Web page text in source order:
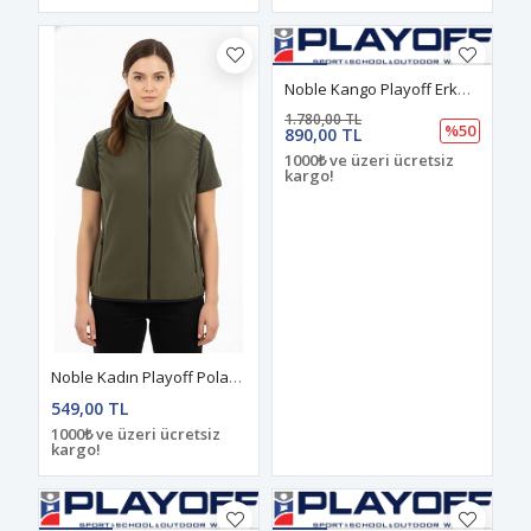
Noble Kadın Playoff Polar Zıp Yelek Haki
549,00 TL
1000₺ ve üzeri ücretsiz
kargo!
Noble Kango Playoff Erkek Şort Sand
890,00 TL
1.780,00 TL
%50
1000₺ ve üzeri ücretsiz
kargo!